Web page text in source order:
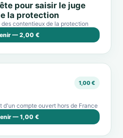
pour saisir le juge
la protection
contentieux de la protection
— 2,00 €
1,00 €
d'un compte ouvert hors de France
— 1,00 €